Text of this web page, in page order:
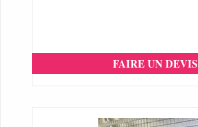
FAIRE UN DEVIS